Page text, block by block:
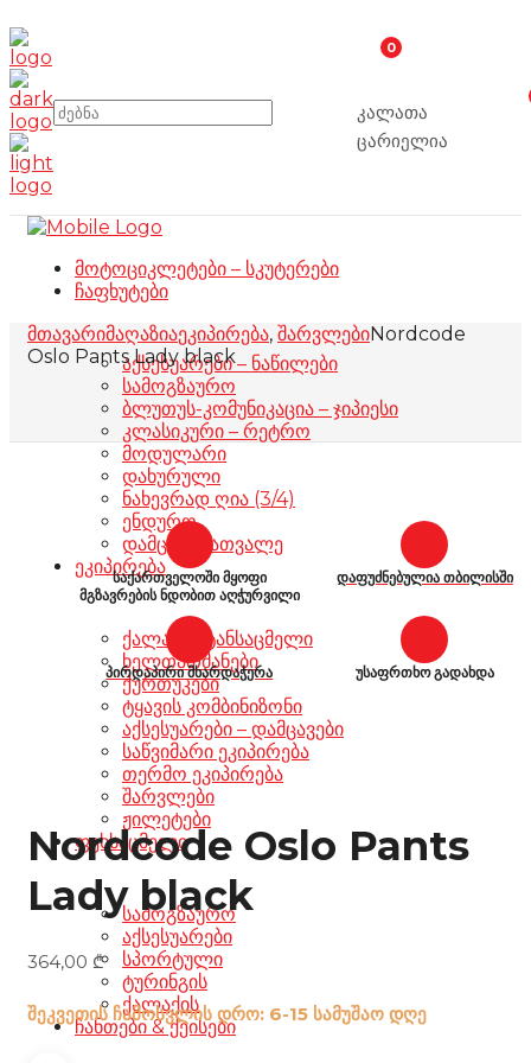
0
კალათა
ცარიელია
მოტოციკლეტები – სკუტერები
ჩაფხუტები
აქსესუარები – ნაწილები
სამოგზაურო
ბლუთუს-კომუნიკაცია – ჯიპიესი
კლასიკური – რეტრო
მოდულარი
დახურული
ნახევრად ღია (3/4)
ენდურო
დამცავი სათვალე
ეკიპირება
ქალაქის ტანსაცმელი
ხელთათმანები
ქურთუკები
ტყავის კომბინიზონი
აქსესუარები – დამცავები
საწვიმარი ეკიპირება
თერმო ეკიპირება
შარვლები
ჟილეტები
ფეხსაცმელი
სამოგზაურო
აქსესუარები
სპორტული
ტურინგის
ქალაქის
ჩანთები & ქეისები
მთავარიმაღაზიაეკიპირება, შარვლებიNordcode
Oslo Pants Lady black
საქართველოში მყოფი
მგზავრების ნდობით აღჭურვილი
დაფუძნებულია თბილისში
პირდაპირი მხარდაჭერა უსაფრთხო გადახდა
Nordcode Oslo Pants
Lady black
364,00 ₾
შეკვეთის ჩამოსვლის დრო: 6-15 სამუშაო დღე